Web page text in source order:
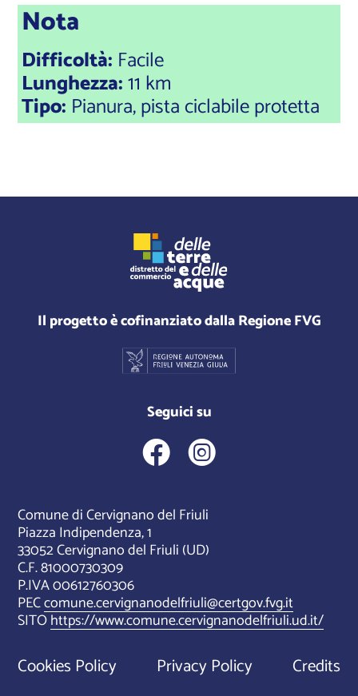
Nota
Difficoltà: Facile
Lunghezza:11 km
Tipo: Pianura, pista ciclabile protetta
Il progetto è cofinanziato dalla Regione FVG
Seguici su
Comune di Cervignano del Friuli
Piazza Indipendenza, 1
33052 Cervignano del Friuli (UD)
C.F. 81000730309
P.IVA 00612760306
PECcomune.cervignanodelfriuli@certgov.fvg.it
SITOhttps://www.comune.cervignanodelfriuli.ud.it/
Cookies Policy Privacy Policy Credits